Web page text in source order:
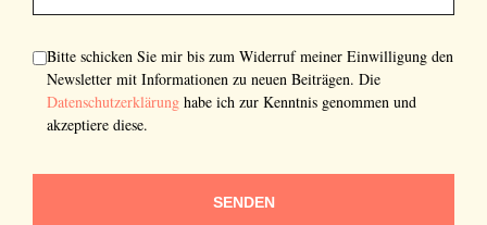
Bitte schicken Sie mir bis zum Widerruf meiner Einwilligung den
Newsletter mit Informationen zu neuen Beiträgen. Die
Datenschutzerklärung habe ich zur Kenntnis genommen und
akzeptiere diese.
SENDEN